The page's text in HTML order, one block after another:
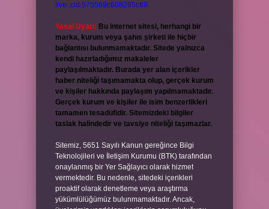
live:.cid.575569c608265c69
Yasal Uyarı: Bu internet sitesi, herhangi bir
marka, kurum veya şahıs şirketi ile hiçbir
bağlantısı bulunmamaktadır. Sitede yalnızca
kendi hazırladığımız makaleler
paylaşılmaktadır. Burada yer alan içerikler
haber niteliği taşımamakta olup, gerçek kurum
ve kişiler hakkında paylaşım yapılmamaktadır.
Gerçek kurum ve kişiler ile isim benzerlikleri
tamamen tesadüfidir. Sitemizdeki bilgiler
taslak halindedir ve tavsiye niteliği taşımazlar.
Sitemiz, 5651 Sayılı Kanun gereğince Bilgi
Teknolojileri ve İletişim Kurumu (BTK) tarafından
onaylanmış bir Yer Sağlayıcı olarak hizmet
vermektedir. Bu nedenle, sitedeki içerikleri
proaktif olarak denetleme veya araştırma
yükümlülüğümüz bulunmamaktadır. Ancak,